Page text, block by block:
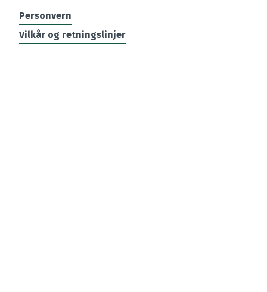
Personvern
Vilkår og retningslinjer